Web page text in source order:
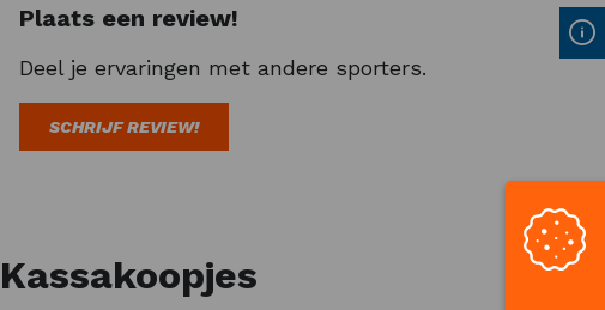
Magnesium
Natrium
Ingrediënten van de PowerBar Energize Advanced Bar:
Dadels, havervlokken, rijst crispies (rijstebloem,
appelvlokken (appelpulp, zetmeel), rijstsiroop,
concentraat, zuurteregelaar (citroenzuur)], magere
aroma. Kan sporen van pinda’s, hazelnoten,
Gemiddelde waardering van 0 van 5 sterren
Plaats een review!
Deel je ervaringen met andere sporters.
SCHRIJF REVIEW!
Kassakoopjes